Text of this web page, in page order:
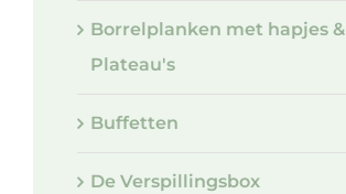
Borrelplanken met hapjes &
Plateau's
Buffetten
De Verspillingsbox